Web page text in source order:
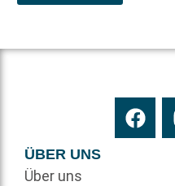
ÜBER UNS
Über uns